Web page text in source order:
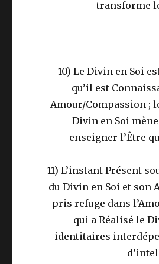
transforme
10) Le Divin en Soi
qu’il est
Amour/Compassion ;
Divin en Soi
enseigner l’Être
11) L’instant Présent
du Divin en Soi et son
pris refuge dans
qui a Réalisé le
identitaires